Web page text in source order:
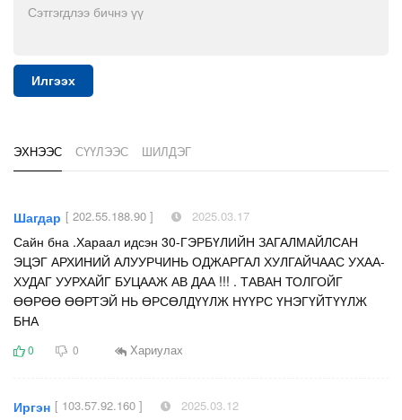
Илгээх
ЭХНЭЭС СҮҮЛЭЭС ШИЛДЭГ
Шагдар [ 202.55.188.90 ] 2025.03.17
Сайн бна .Хараал идсэн 30-ГЭРБҮЛИЙН ЗАГАЛМАЙЛСАН
ЭЦЭГ АРХИНИЙ АЛУУРЧИНЬ ОДЖАРГАЛ ХУЛГАЙЧААС УХАА-
ХУДАГ УУРХАЙГ БУЦААЖ АВ ДАА !!! . ТАВАН ТОЛГОЙГ
ӨӨРӨӨ ӨӨРТЭЙ НЬ ӨРСӨЛДҮҮЛЖ НҮҮРС ҮНЭГҮЙТҮҮЛЖ
БНА
0 0 Хариулах
Иргэн [ 103.57.92.160 ] 2025.03.12